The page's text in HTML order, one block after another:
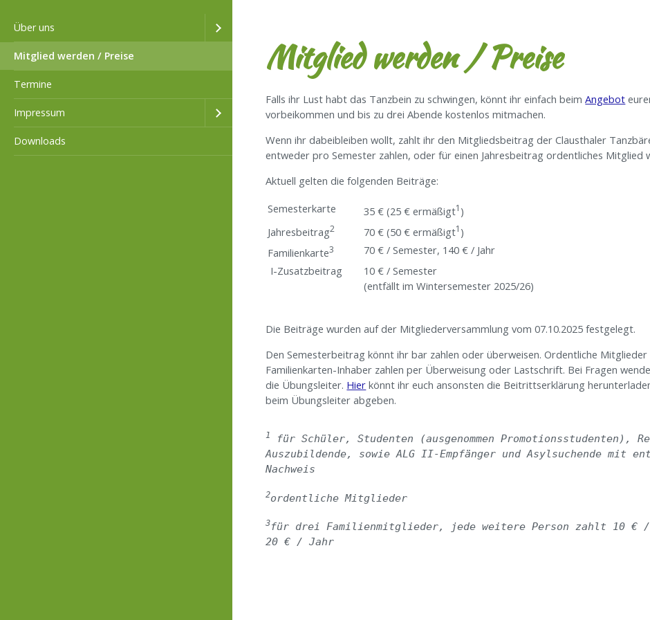
Über uns
Mitglied werden / Preise
Termine
Impressum
Downloads
Mitglied werden / Preise
Falls ihr Lust habt das Tanzbein zu schwingen, könnt ihr einfach beimAngebot
vorbeikommen und bis zu drei Abende kostenlos mitmachen.
Wenn ihr dabeibleiben wollt, zahlt ihr den Mitgliedsbeitrag der Clausthaler
entweder pro Semester zahlen, oder für einen Jahresbeitrag ordentliches Mitglied
Aktuell gelten die folgenden Beiträge:
Semesterkarte
35 € (25 € ermäßigt1 )
Jahresbeitrag2 70 € (50 € ermäßigt1 )
Familienkarte3
70 € / Semester, 140 € / Jahr
I-Zusatzbeitrag
10 € / Semester
(entfällt im Wintersemester 2025/26)
Die Beiträge wurden auf der Mitgliederversammlung vom 07.10.2025 festgelegt.
Den Semesterbeitrag könnt ihr bar zahlen oder überweisen. Ordentliche Mitglieder
Familienkarten-Inhaber zahlen per Überweisung oder Lastschrift. Bei Fragen
die Übungsleiter. Hier könnt ihr euch ansonsten die Beitrittserklärung
beim Übungsleiter abgeben.
1
für Schüler, Studenten (ausgenommen Promotionsstudenten),
Auszubildende, sowie ALG II-Empfänger und Asylsuchende mit
Nachweis
2ordentliche Mitglieder
3für drei Familienmitglieder, jede weitere Person zahlt 10 € /
20 € / Jahr